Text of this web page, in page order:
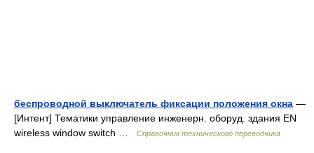
беспроводной выключатель фиксации положения окна —
[Интент] Тематики управление инженерн. оборуд. здания EN
wireless window switch …
Справочник технического переводчика